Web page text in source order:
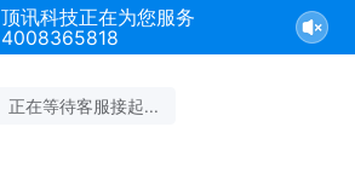
顶讯科技正在为您服务
4008365818
正在等待客服接起...